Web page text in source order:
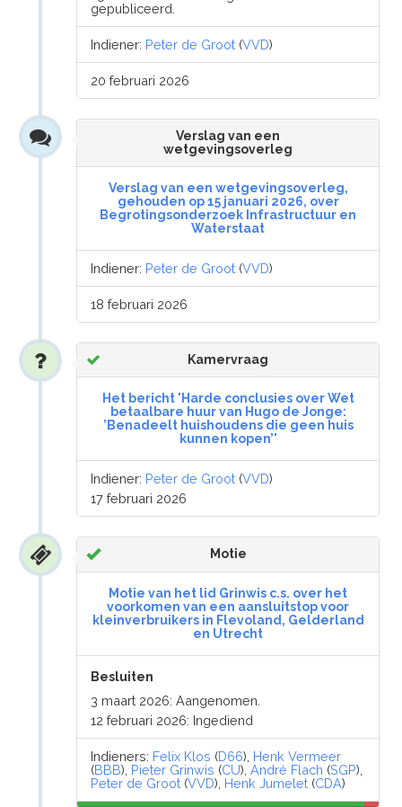
gepubliceerd.
Indiener: Peter de Groot (VVD)
20 februari 2026
Verslag van een
wetgevingsoverleg
Verslag van een wetgevingsoverleg,
gehouden op 15 januari 2026, over
Begrotingsonderzoek Infrastructuur en
Waterstaat
Indiener: Peter de Groot (VVD)
18 februari 2026
Kamervraag
Het bericht 'Harde conclusies over Wet
betaalbare huur van Hugo de Jonge:
’Benadeelt huishoudens die geen huis
kunnen kopen’'
Indiener: Peter de Groot (VVD)
17 februari 2026
Motie
Motie van het lid Grinwis c.s. over het
voorkomen van een aansluitstop voor
kleinverbruikers in Flevoland, Gelderland
en Utrecht
Besluiten
3 maart 2026: Aangenomen.
12 februari 2026: Ingediend
Indieners: Felix Klos (D66), Henk Vermeer
(BBB), Pieter Grinwis (CU),André Flach (SGP),
Peter de Groot (VVD), Henk Jumelet (CDA)